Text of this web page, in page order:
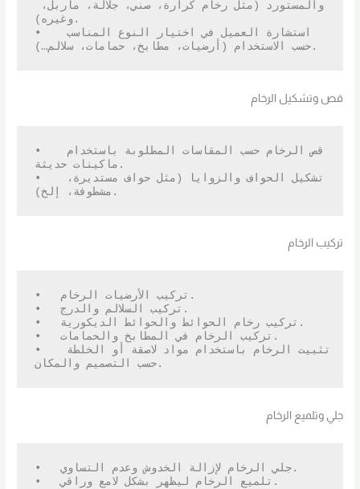
وغيره).
•   استشارة العميل في اختيار النوع المناسب
حسب الاستخدام (أرضيات، مطابخ، حمامات، سلالم…).
قص وتشكيل الرخام
•   قص الرخام حسب المقاسات المطلوبة باستخدام
ماكينات حديثة.
•   تشكيل الحواف والزوايا (مثل حواف مستديرة،
مشطوفة، إلخ).
تركيب الرخام
•   تركيب الأرضيات الرخام.
•   تركيب السلالم والدرج.
•   تركيب رخام الحوائط والحوائط الديكورية.
•   تركيب الرخام في المطابخ والحمامات.
•   تثبيت الرخام باستخدام مواد لاصقة أو الخلطة
حسب التصميم والمكان.
جلي وتلميع الرخام
•   جلي الرخام لإزالة الخدوش وعدم التساوي.
•   تلميع الرخام ليظهر بشكل لامع وراقي.